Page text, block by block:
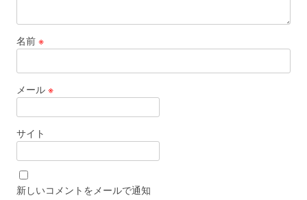
名前 ※
メール ※
サイト
新しいコメントをメールで通知